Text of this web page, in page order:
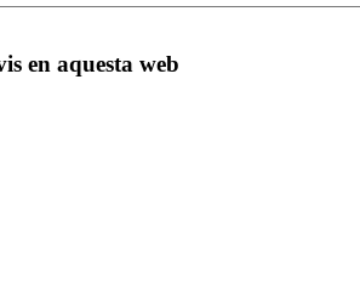
en aquesta web